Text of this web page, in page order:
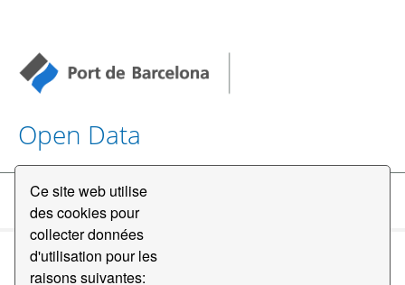
Ce site web utilise
des cookies pour
collecter données
d'utilisation pour les
raisons suivantes:
Open Data
Datasets